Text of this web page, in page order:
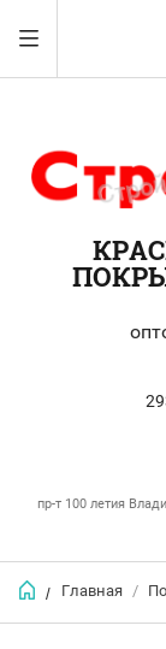
пр-т 100 летия
/ Главная /